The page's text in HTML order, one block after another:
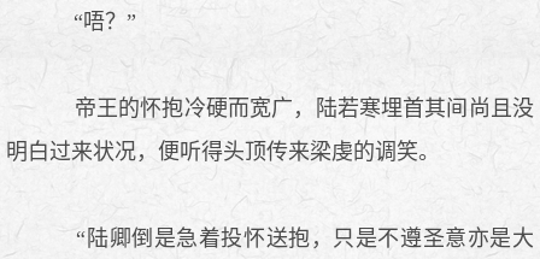
“唔？”
帝王的怀抱冷硬而宽广，陆若寒埋首其间尚且没
明白过来状况，便听得头顶传来梁虔的调笑。
“陆卿倒是急着投怀送抱，只是不遵圣意亦是大